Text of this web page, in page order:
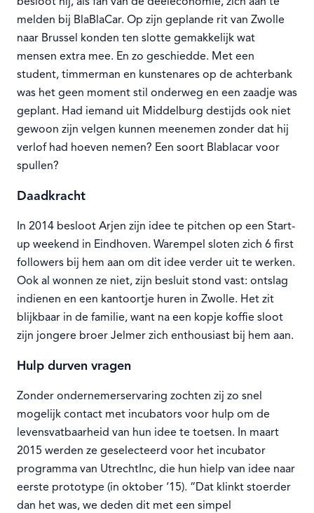
melden bij BlaBlaCar. Op zijn geplande rit van Zwolle
naar Brussel konden ten slotte gemakkelijk wat
mensen extra mee. En zo geschiedde. Met een
student, timmerman en kunstenares op de achterbank
was het geen moment stil onderweg en een zaadje was
geplant. Had iemand uit Middelburg destijds ook niet
gewoon zijn velgen kunnen meenemen zonder dat hij
verlof had hoeven nemen? Een soort Blablacar voor
spullen?
Daadkracht
In 2014 besloot Arjen zijn idee te pitchen op een Start-
up weekend in Eindhoven. Warempel sloten zich 6 first
followers bij hem aan om dit idee verder uit te werken.
Ook al wonnen ze niet, zijn besluit stond vast: ontslag
indienen en een kantoortje huren in Zwolle. Het zit
blijkbaar in de familie, want na een kopje koffie sloot
zijn jongere broer Jelmer zich enthousiast bij hem aan.
Hulp durven vragen
Zonder ondernemerservaring zochten zij zo snel
mogelijk contact met incubators voor hulp om de
levensvatbaarheid van hun idee te toetsen. In maart
2015 werden ze geselecteerd voor het incubator
programma van UtrechtInc, die hun hielp van idee naar
eerste prototype (in oktober ‘15). “Dat klinkt stoerder
dan het was, we deden dit met een simpel